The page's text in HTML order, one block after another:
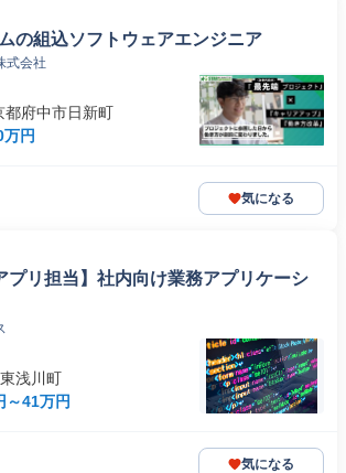
の組込ソフトウェアエンジニア
式会社
府中市日新町
万円
気になる
プリ担当】社内向け業務アプリケーシ
浅川町
～41万円
気になる